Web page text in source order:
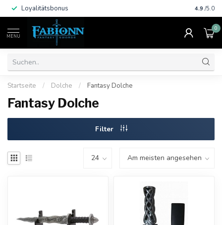
Loyalitätsbonus 4.9 /5.0
MENU
0
Startseite / Dolche / Fantasy Dolche
Fantasy Dolche
Filter